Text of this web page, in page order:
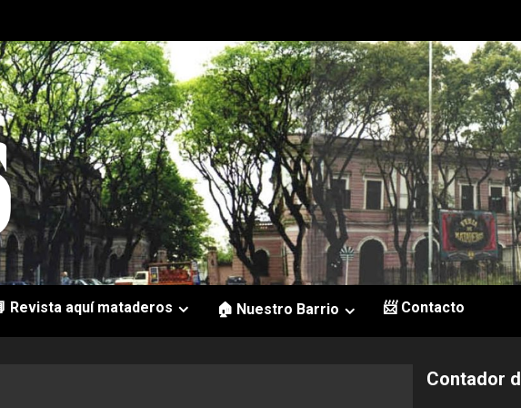
Revista aquí mataderos 🏠 Nuestro Barrio 📨 Contacto
Contador